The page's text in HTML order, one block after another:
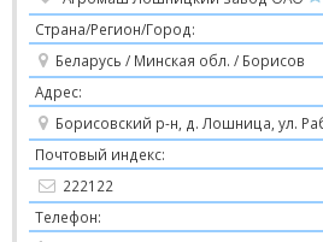
Страна/Регион/Город:
Беларусь / Минская обл. / Борисов
Адрес:
Борисовский р-н, д. Лошница, ул.
Почтовый индекс:
222122
Телефон: